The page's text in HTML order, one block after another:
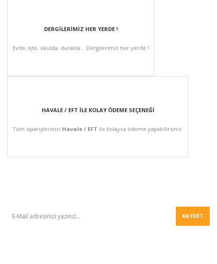
DERGİLERİMİZ HER YERDE !
Evde, işte, okulda, durakta... Dergilerimiz her yerde !
HAVALE / EFT İLE KOLAY ÖDEME SEÇENEĞİ
Tüm siparişlerinizi Havale / EFT ile kolayca ödeme yapabilirsiniz.
KAYDET